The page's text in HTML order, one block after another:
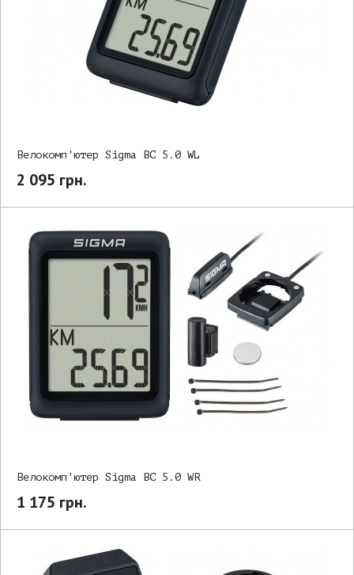
Велокомп'ютер Sigma BC 5.0 WL
2 095 грн.
Велокомп'ютер Sigma BC 5.0 WR
1 175 грн.